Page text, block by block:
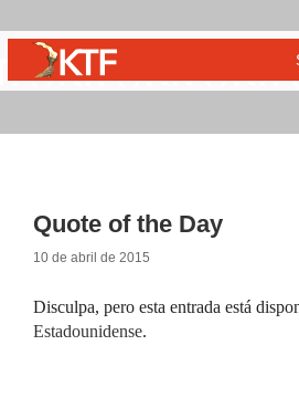
Quote of the Day
10 de abril de 2015
Disculpa, pero esta entrada está
Estadounidense.